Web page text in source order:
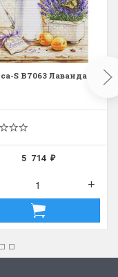
S B7063 Лаванда
5 714₽